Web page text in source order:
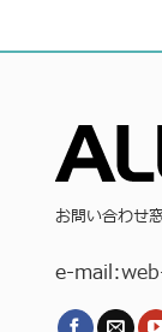
お問い合わせ
e-mail: